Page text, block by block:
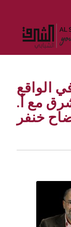
الواقع
مع أ.
خنفر